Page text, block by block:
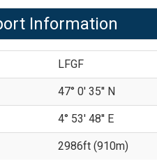
Information
LFGF
47° 0' 35'' N
4° 53' 48'' E
2986ft (910m)